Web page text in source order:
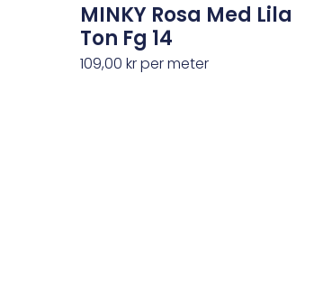
MINKY Rosa Med Lila
Ton Fg 14
109,00 krper meter